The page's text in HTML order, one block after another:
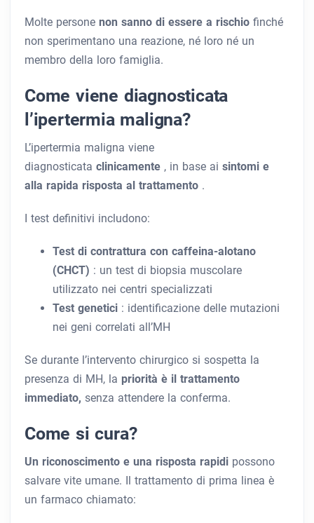
Molte persone non sanno di essere a rischio finché
non sperimentano una reazione, né loro né un
membro della loro famiglia.
Come viene diagnosticata
l’ipertermia maligna?
L’ipertermia maligna viene
diagnosticata clinicamente , in base ai sintomi e
alla rapida risposta al trattamento .
I test definitivi includono:
Test di contrattura con caffeina-alotano
(CHCT) : un test di biopsia muscolare
utilizzato nei centri specializzati
Test genetici : identificazione delle mutazioni
nei geni correlati all’MH
Se durante l’intervento chirurgico si sospetta la
presenza di MH, la priorità è il trattamento
immediato, senza attendere la conferma.
Come si cura?
Un riconoscimento e una risposta rapidi possono
salvare vite umane. Il trattamento di prima linea è
un farmaco chiamato: